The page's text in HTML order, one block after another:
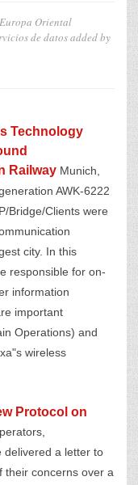
Oriental
de datosadded by
Technology
Railway Munich,
AWK-6222
Bridge/Clients were
city. In this
responsible for on-
information
important
Operations) and
wireless
Protocol on
delivered a letter to
their concerns over a